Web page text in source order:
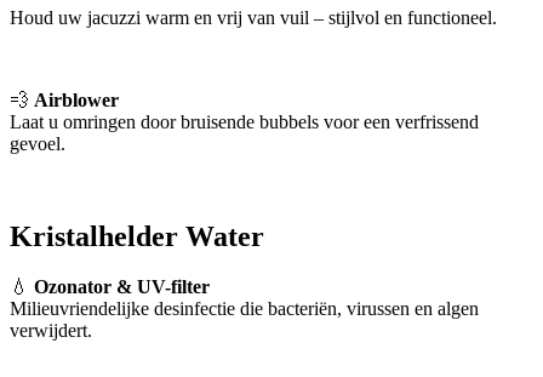
Houd uw jacuzzi warm en vrij van vuil – stijlvol en functioneel.
💨 Airblower
Laat u omringen door bruisende bubbels voor een verfrissend
gevoel.
Kristalhelder Water
💧 Ozonator & UV-filter
Milieuvriendelijke desinfectie die bacteriën, virussen en algen
verwijdert.